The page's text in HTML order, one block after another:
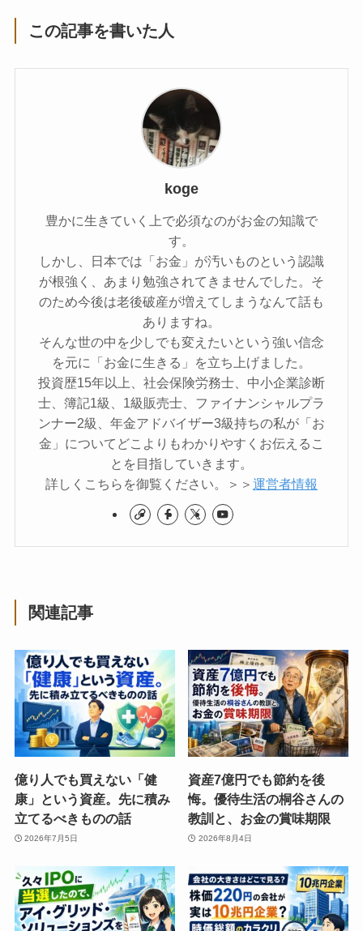
この記事を書いた人
koge
豊かに生きていく上で必須なのがお金の知識で
す。
しかし、日本では「お金」が汚いものという認識
が根強く、あまり勉強されてきませんでした。そ
のため今後は老後破産が増えてしまうなんて話も
ありますね。
そんな世の中を少しでも変えたいという強い信念
を元に「お金に生きる」を立ち上げました。
投資歴15年以上、社会保険労務士、中小企業診断
士、簿記1級、1級販売士、ファイナンシャルプラ
ンナー2級、年金アドバイザー3級持ちの私が「お
金」についてどこよりもわかりやすくお伝えるこ
とを目指していきます。
詳しくこちらを御覧ください。＞＞ 運営者情報
関連記事
億り人でも買えない「健
康」という資産。先に積み
立てるべきものの話
2026年7月5日
資産7億円でも節約を後
悔。優待生活の桐谷さんの
教訓と、お金の賞味期限
2026年8月4日